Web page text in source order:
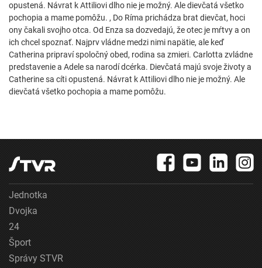
opustená. Návrat k Attiliovi dlho nie je možný. Ale dievčatá všetko
pochopia a mame pomôžu. , Do Ríma prichádza brat dievčat, hoci
ony čakali svojho otca. Od Enza sa dozvedajú, že otec je mŕtvy a on
ich chcel spoznať. Najprv vládne medzi nimi napätie, ale keď
Catherina pripraví spoločný obed, rodina sa zmieri. Carlotta zvládne
predstavenie a Adele sa narodí dcérka. Dievčatá majú svoje životy a
Catherine sa cíti opustená. Návrat k Attiliovi dlho nie je možný. Ale
dievčatá všetko pochopia a mame pomôžu.
Jednotka
Dvojka
24
Šport
Správy STVR